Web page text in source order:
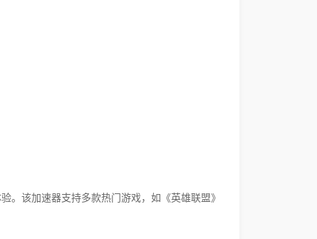
。该加速器支持多款热门游戏，如《英雄联盟》